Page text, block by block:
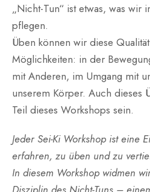
„Nicht-Tun“ ist etwas, was wir
pflegen.
Üben können wir diese
Möglichkeiten: in der
mit Anderen, im Umgang mit
unserem Körper. Auch dieses
Teil dieses Workshops sein.
Jeder Sei-Ki Workshop ist eine
erfahren, zu üben und zu
In diesem Workshop widmen